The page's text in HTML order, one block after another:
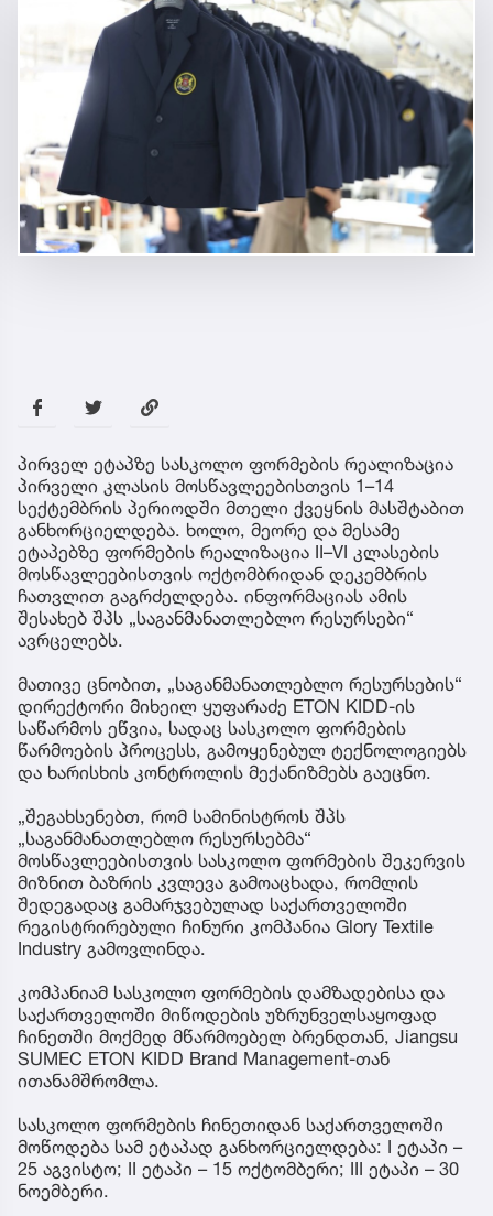
პირველ ეტაპზე სასკოლო ფორმების რეალიზაცია
პირველი კლასის მოსწავლეებისთვის 1–14
სექტემბრის პერიოდში მთელი ქვეყნის მასშტაბით
განხორციელდება. ხოლო, მეორე და მესამე
ეტაპებზე ფორმების რეალიზაცია II–VI კლასების
მოსწავლეებისთვის ოქტომბრიდან დეკემბრის
ჩათვლით გაგრძელდება. ინფორმაციას ამის
შესახებ შპს „საგანმანათლებლო რესურსები“
ავრცელებს.
მათივე ცნობით, „საგანმანათლებლო რესურსების“
დირექტორი მიხეილ ყუფარაძე ETON KIDD-ის
საწარმოს ეწვია, სადაც სასკოლო ფორმების
წარმოების პროცესს, გამოყენებულ ტექნოლოგიებს
და ხარისხის კონტროლის მექანიზმებს გაეცნო.
„შეგახსენებთ, რომ სამინისტროს შპს
„საგანმანათლებლო რესურსებმა“
მოსწავლეებისთვის სასკოლო ფორმების შეკერვის
მიზნით ბაზრის კვლევა გამოაცხადა, რომლის
შედეგადაც გამარჯვებულად საქართველოში
რეგისტრირებული ჩინური კომპანია Glory Textile
Industry გამოვლინდა.
კომპანიამ სასკოლო ფორმების დამზადებისა და
საქართველოში მიწოდების უზრუნველსაყოფად
ჩინეთში მოქმედ მწარმოებელ ბრენდთან, Jiangsu
SUMEC ETON KIDD Brand Management-თან
ითანამშრომლა.
სასკოლო ფორმების ჩინეთიდან საქართველოში
მოწოდება სამ ეტაპად განხორციელდება: I ეტაპი –
25 აგვისტო; II ეტაპი – 15 ოქტომბერი; III ეტაპი – 30
ნოემბერი.